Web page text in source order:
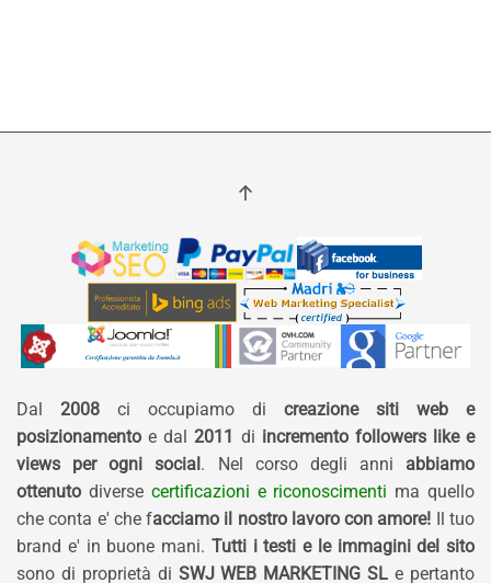
Dal 2008 ci occupiamo di creazione siti web e
posizionamento e dal 2011 di incremento followers like e
views per ogni social . Nel corso degli anni abbiamo
ottenuto diverse certificazioni e riconoscimenti ma quello
che conta e' che facciamo il nostro lavoro con amore! Il tuo
brand e' in buone mani. Tutti i testi e le immagini del sito
sono di proprietà di SWJ WEB MARKETING SL e pertanto